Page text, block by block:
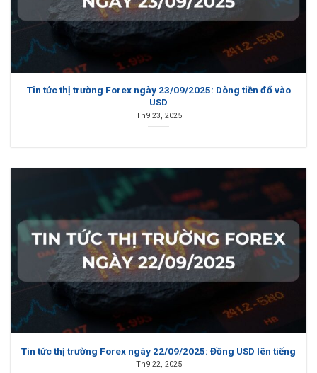
Tin tức thị trường Forex ngày 23/09/2025: Dòng tiền đổ vào
USD
Th9 23, 2025
Tin tức thị trường Forex ngày 22/09/2025: Đồng USD lên tiếng
Th9 22, 2025